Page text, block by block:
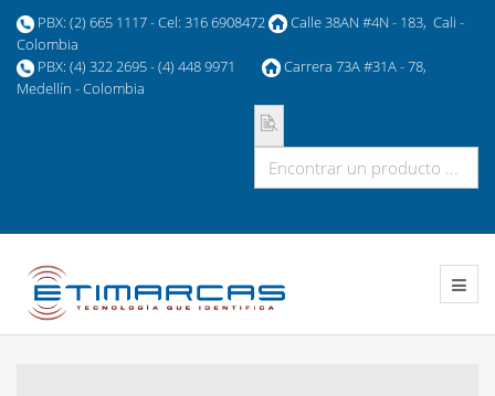
PBX: (2) 665 1117 - Cel: 316 6908472
Calle 38AN #4N - 183, Cali -
Colombia
PBX: (4) 322 2695 - (4) 448 9971
Carrera 73A #31A - 78,
Medellín - Colombia